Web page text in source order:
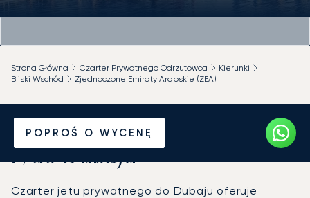
POPROŚ O WYCENĘ
Strona Główna Czarter Prywatnego Odrzutowca
Kierunki
Bliski Wschód
Zjednoczone Emiraty Arabskie (ZEA)
Wynajmij jet prywatny
z/do Dubaju
Czarter jetu prywatnego do Dubaju oferuje